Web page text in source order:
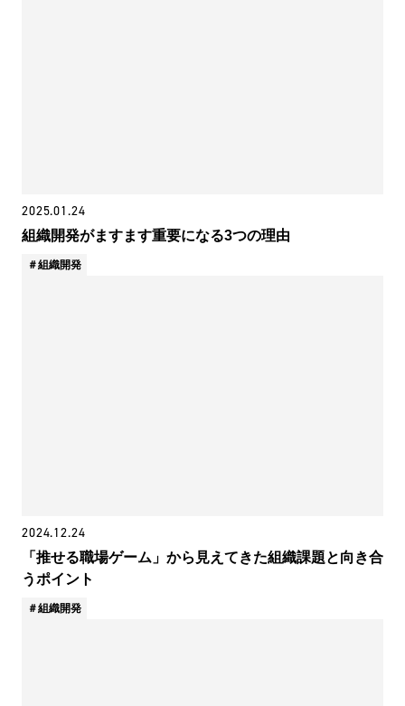
2025.01.24
組織開発がますます重要になる3つの理由
組織開発
2024.12.24
「推せる職場ゲーム」から見えてきた組織課題と向き合
うポイント
組織開発